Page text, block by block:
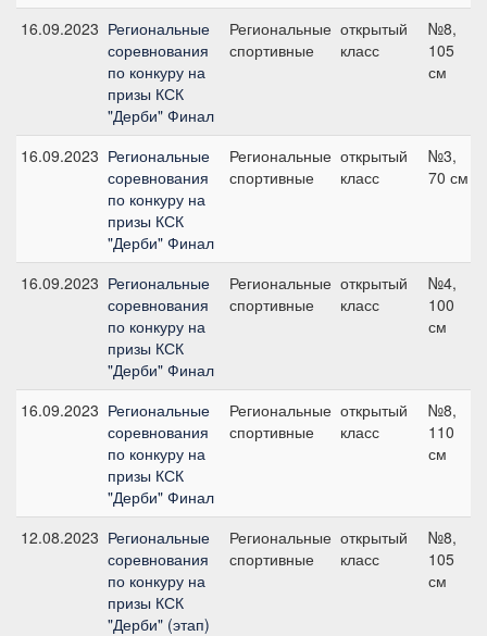
16.09.2023 Региональные
соревнования
по конкуру на
призы КСК
"Дерби" Финал
Региональные
спортивные
открытый
класс
№8,
105
см
16.09.2023 Региональные
соревнования
по конкуру на
призы КСК
"Дерби" Финал
Региональные
спортивные
открытый
класс
№3,
70 см
16.09.2023 Региональные
соревнования
по конкуру на
призы КСК
"Дерби" Финал
Региональные
спортивные
открытый
класс
№4,
100
см
16.09.2023 Региональные
соревнования
по конкуру на
призы КСК
"Дерби" Финал
Региональные
спортивные
открытый
класс
№8,
110
см
12.08.2023 Региональные
соревнования
по конкуру на
призы КСК
"Дерби" (этап)
Региональные
спортивные
открытый
класс
№8,
105
см